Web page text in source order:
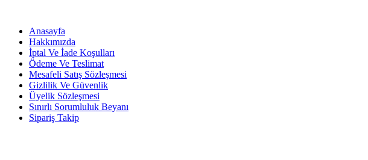
Anasayfa
Hakkımızda
İptal Ve İade Koşulları
Ödeme Ve Teslimat
Mesafeli Satış Sözleşmesi
Gizlilik Ve Güvenlik
Üyelik Sözleşmesi
Sınırlı Sorumluluk Beyanı
Sipariş Takip